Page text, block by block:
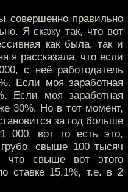
совершенно правильно
Я скажу так, что вот
как была, так и
я рассказала, что если
с неё работодатель
Если моя заработная
Если моя заработная
30%. Но в тот момент,
за год больше
000, вот то есть это,
свыше 100 тысяч
что свыше вот этого
ставке 15,1%, т.е. в 2